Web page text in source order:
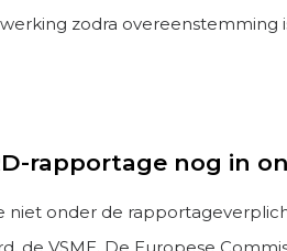
zodra
rapportage nog in
niet onder de